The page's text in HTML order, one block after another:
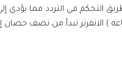
التحكم في التردد مما يؤدي
الانفرتر تبدأ من نصف حصان إلى 600